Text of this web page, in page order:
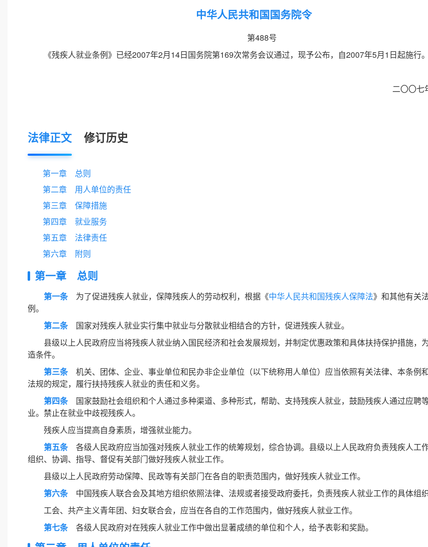
中华人民共和国国务院令
第488号
《残疾人就业条例》已经2007年2月14日国务院第169次常务会议通过，现予公布，自2007年5月1日起施行。
二〇〇七
法律正文 修订历史
第一章 总则
第二章 用人单位的责任
第三章 保障措施
第四章 就业服务
第五章 法律责任
第六章 附则
第一章 总则
第一条为了促进残疾人就业，保障残疾人的劳动权利，根据《中华人民共和国残疾人保障法》和其他有关
例。
第二条国家对残疾人就业实行集中就业与分散就业相结合的方针，促进残疾人就业。
县级以上人民政府应当将残疾人就业纳入国民经济和社会发展规划，并制定优惠政策和具体扶持保护措施，
造条件。
第三条机关、团体、企业、事业单位和民办非企业单位（以下统称用人单位）应当依照有关法律、本条例
法规的规定，履行扶持残疾人就业的责任和义务。
第四条国家鼓励社会组织和个人通过多种渠道、多种形式，帮助、支持残疾人就业，鼓励残疾人通过应聘
业。禁止在就业中歧视残疾人。
残疾人应当提高自身素质，增强就业能力。
第五条各级人民政府应当加强对残疾人就业工作的统筹规划，综合协调。县级以上人民政府负责残疾人工
组织、协调、指导、督促有关部门做好残疾人就业工作。
县级以上人民政府劳动保障、民政等有关部门在各自的职责范围内，做好残疾人就业工作。
第六条中国残疾人联合会及其地方组织依照法律、法规或者接受政府委托，负责残疾人就业工作的具体组织
工会、共产主义青年团、妇女联合会，应当在各自的工作范围内，做好残疾人就业工作。
第七条各级人民政府对在残疾人就业工作中做出显著成绩的单位和个人，给予表彰和奖励。